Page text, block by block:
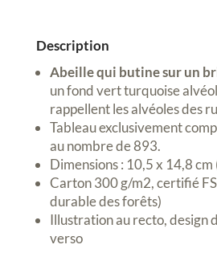
Description
Abeille qui butine sur un
un fond vert turquoise
rappellent les alvéoles des
Tableau exclusivement
au nombre de 893.
Dimensions : 10,5 x 14,8 cm
Carton 300 g/m2, certifié
durable des forêts)
Illustration au recto, design
verso